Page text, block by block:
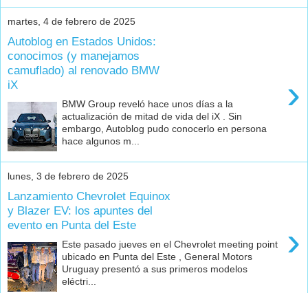
martes, 4 de febrero de 2025
Autoblog en Estados Unidos:
conocimos (y manejamos
camuflado) al renovado BMW
iX
›
BMW Group reveló hace unos días a la
actualización de mitad de vida del iX . Sin
embargo, Autoblog pudo conocerlo en persona
hace algunos m...
lunes, 3 de febrero de 2025
Lanzamiento Chevrolet Equinox
y Blazer EV: los apuntes del
evento en Punta del Este
›
Este pasado jueves en el Chevrolet meeting point
ubicado en Punta del Este , General Motors
Uruguay presentó a sus primeros modelos
eléctri...